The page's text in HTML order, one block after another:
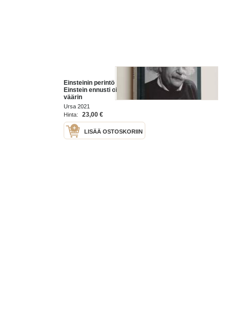
Einsteinin perintö : mitä Albert
Einstein ennusti oikein - ja mitä
väärin
Ursa 2021
Hinta:
23,00 €
LISÄÄ OSTOSKORIIN